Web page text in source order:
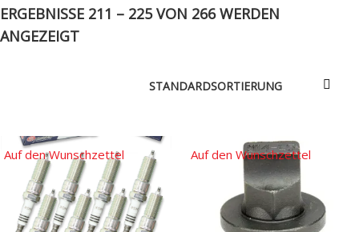
Products
search
Mein Fuhrpark
Wunschliste
Blog
ERGEBNISSE 211 – 225 VON 266 WERDEN
ANGEZEIGT
Auf den Wunschzettel Auf den Wunschzettel